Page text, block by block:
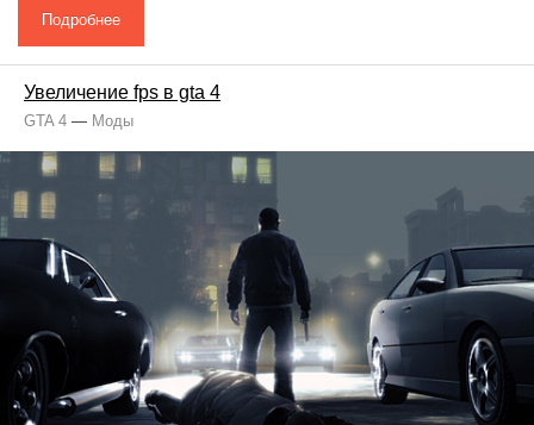
Подробнее
Увеличение fps в gta 4
GTA 4 — Моды